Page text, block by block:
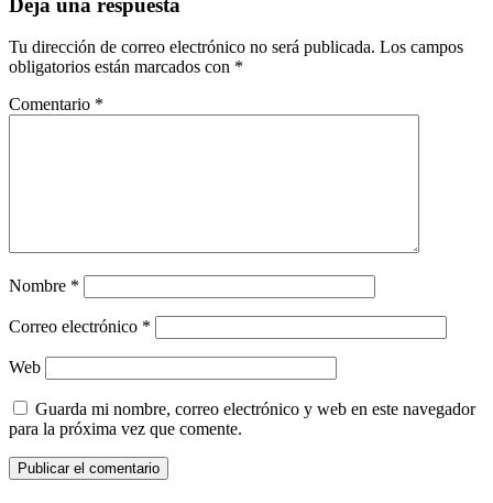
Tu dirección de correo electrónico no será publicada. Los campos
obligatorios están marcados con *
Comentario *
Nombre *
Correo electrónico *
Web
Guarda mi nombre, correo electrónico y web en este navegador
para la próxima vez que comente.